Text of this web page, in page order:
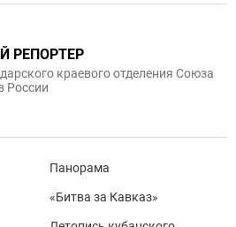
РЕПОРТЕР
краевого отделения Союза
России
Панорама
«Битва за Кавказ»